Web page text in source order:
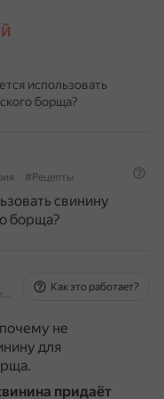
использовать
борща?
#Рецепты
свинину
борща?
На основе источников, возможны неточности
Как это работает?
не
для
придаёт